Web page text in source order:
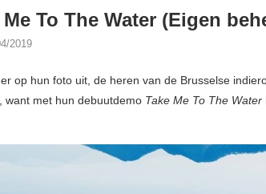
To The Water (Eigen
2019
op hun foto uit, de heren van de Brusselse
met hun debuutdemo Take Me To The Water